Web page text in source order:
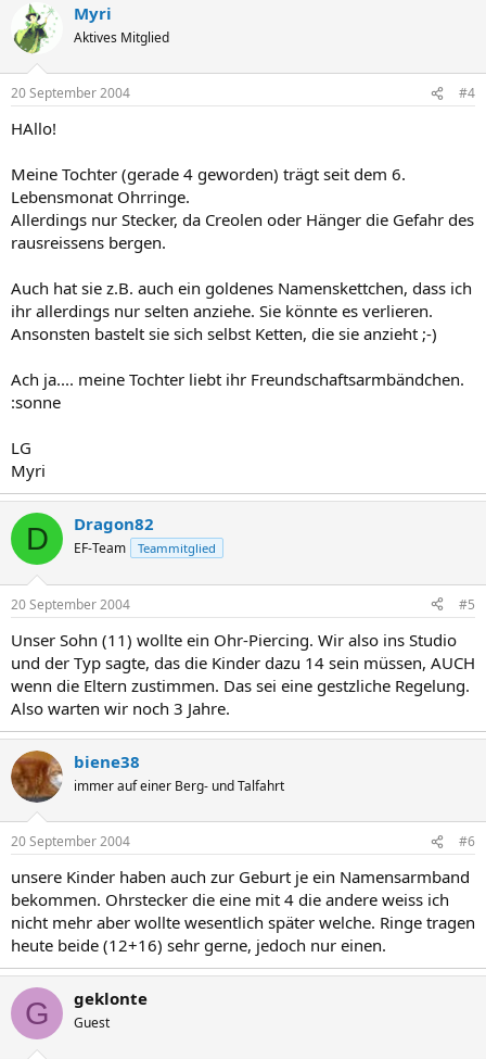
Myri
Aktives Mitglied
20 September 2004 #4
HAllo!
Meine Tochter (gerade 4 geworden) trägt seit dem 6.
Lebensmonat Ohrringe.
Allerdings nur Stecker, da Creolen oder Hänger die Gefahr des
rausreissens bergen.
Auch hat sie z.B. auch ein goldenes Namenskettchen, dass ich
ihr allerdings nur selten anziehe. Sie könnte es verlieren.
Ansonsten bastelt sie sich selbst Ketten, die sie anzieht ;-)
Ach ja.... meine Tochter liebt ihr Freundschaftsarmbändchen.
:sonne
LG
Myri
D Dragon82
EF-Team Teammitglied
20 September 2004 #5
Unser Sohn (11) wollte ein Ohr-Piercing. Wir also ins Studio
und der Typ sagte, das die Kinder dazu 14 sein müssen, AUCH
wenn die Eltern zustimmen. Das sei eine gestzliche Regelung.
Also warten wir noch 3 Jahre.
biene38
immer auf einer Berg- und Talfahrt
20 September 2004 #6
unsere Kinder haben auch zur Geburt je ein Namensarmband
bekommen. Ohrstecker die eine mit 4 die andere weiss ich
nicht mehr aber wollte wesentlich später welche. Ringe tragen
heute beide (12+16) sehr gerne, jedoch nur einen.
G geklonte
Guest